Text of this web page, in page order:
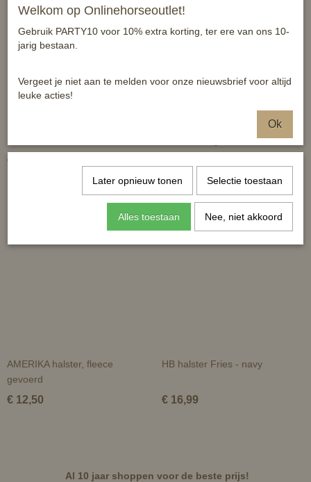
€ 69,95
AMERIKA halster, fleece
gevoerd
€ 12,50
HB halster Fries - navy
€ 16,99
Al 10 jaar shoppen voor de beste prijs!
Welkom op Onlinehorseoutlet!
Gebruik PARTY10 voor 10% extra korting, ter ere van ons 10-
jarig bestaan.
Vergeet je niet aan te melden voor onze nieuwsbrief voor altijd
leuke acties!
Ok
Later opnieuw tonen Selectie toestaan
Alles toestaan Nee, niet akkoord